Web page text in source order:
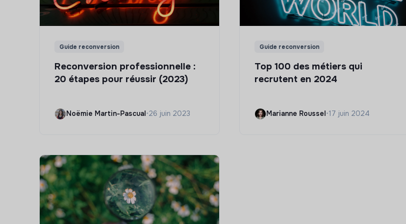
Guide reconversion
Reconversion professionnelle :
20 étapes pour réussir (2023)
Noëmie Martin-Pascual•26 juin 2023
Guide reconversion
Top 100 des métiers qui
recrutent en 2024
Marianne Roussel•17 juin 2024